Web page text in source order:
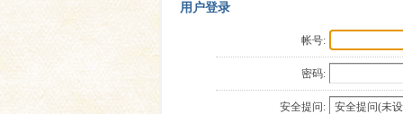
用户登录
帐号:
密码:
安全提问: